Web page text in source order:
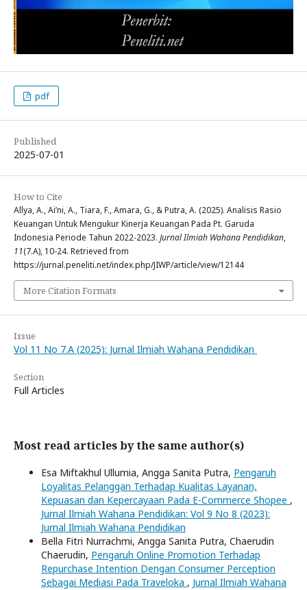
pdf
Published
2025-07-01
How to Cite
Allya, A., Ai’ni, A., Tiara, F., Amara, G., & Putra, A. (2025). Analisis Rasio
Keuangan Untuk Mengukur Kinerja Keuangan Pada Pt. Garuda
Indonesia Periode Tahun 2022-2023. Jurnal Ilmiah Wahana Pendidikan,
11(7.A), 10-24. Retrieved from
https://jurnal.peneliti.net/index.php/JIWP/article/view/12144
More Citation Formats
Issue
Vol 11 No 7.A (2025): Jurnal Ilmiah Wahana Pendidikan
Section
Full Articles
Most read articles by the same author(s)
Esa Miftakhul Ullumia, Angga Sanita Putra, Pengaruh
Loyalitas Pelanggan Terhadap Kualitas Layanan,
Kepuasan dan Kepercayaan Pada E-Commerce Shopee ,
Jurnal Ilmiah Wahana Pendidikan: Vol 9 No 8 (2023):
Jurnal Ilmiah Wahana Pendidikan
Bella Fitri Nurrachmi, Angga Sanita Putra, Chaerudin
Chaerudin, Pengaruh Online Promotion Terhadap
Repurchase Intention Dengan Consumer Perception
Sebagai Mediasi Pada Traveloka , Jurnal Ilmiah Wahana